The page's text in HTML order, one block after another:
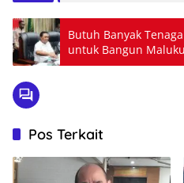
Butuh Banyak
untuk Bangun Maluku
Pos Terkait